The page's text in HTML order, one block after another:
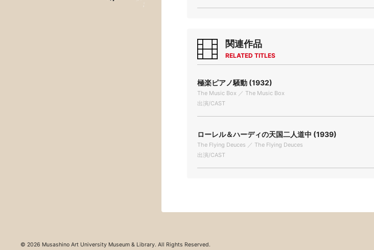
関連作品
RELATED TITLES
極楽ピアノ騒動 (1932)
The Music Box ／ The Music Box
出演/CAST
ローレル＆ハーディの天国二人道中 (1939)
The Flying Deuces ／ The Flying Deuces
出演/CAST
© 2026 Musashino Art University Museum & Library. All Rights Reserved.